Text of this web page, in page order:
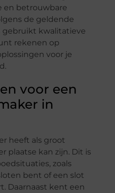
en betrouwbare
de geldende
kwalitatieve
rekenen op
voor je
voor een
in
heeft als groot
plaatse kan zijn. Dit is
zoals
bent of een slot
Daarnaast kent een